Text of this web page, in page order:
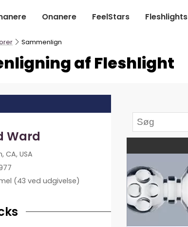
Onanere FeelStars Fleshlights
Sammenlign
af Fleshlight
Ward
CA, USA
(43 ved udgivelse)